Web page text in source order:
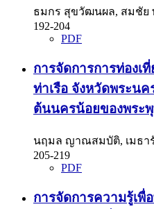
ธมกร สุขวัฒนผล, สมชัย
192-204
PDF
การจัดการการท่องเ
ท่าเรือ จังหวัดพระน
ต้นนครน้อยของพระพุ
นฤมล ญาณสมบัติ, เมธา
205-219
PDF
การจัดการความรู้เ